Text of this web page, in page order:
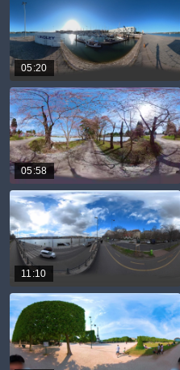
05:20
05:58
11:10